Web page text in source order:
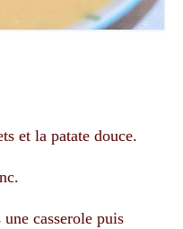
et la patate douce.
casserole puis